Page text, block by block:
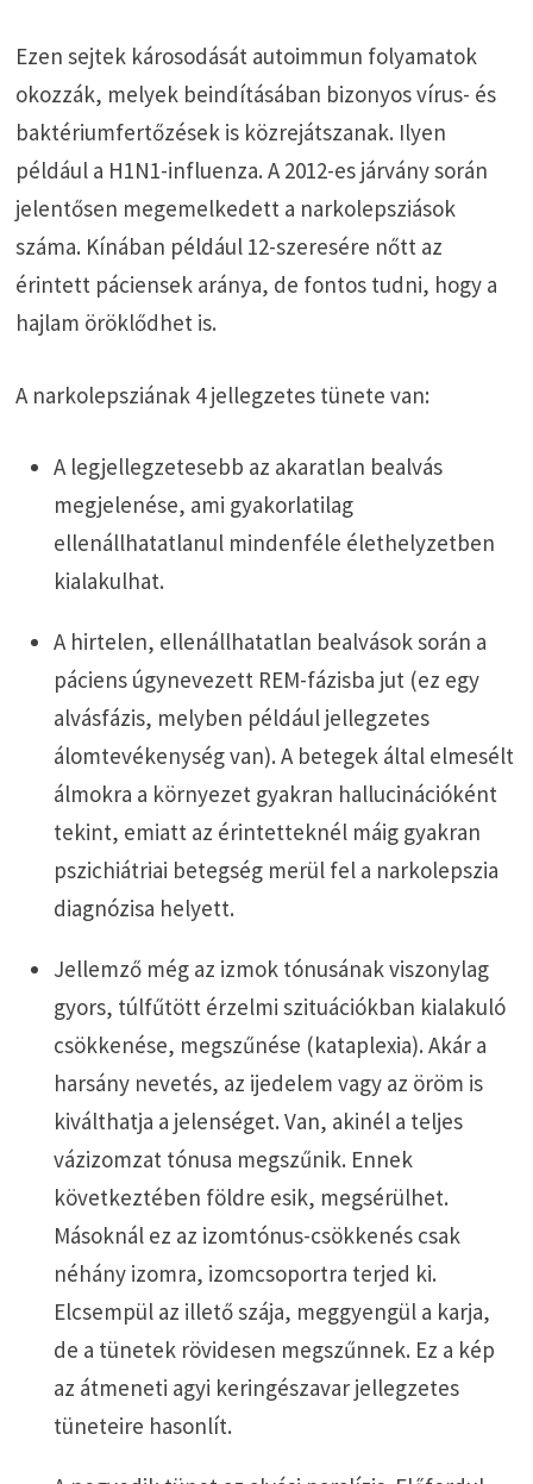
Ezen sejtek károsodását autoimmun folyamatok
okozzák, melyek beindításában bizonyos vírus- és
baktériumfertőzések is közrejátszanak. Ilyen
például a H1N1-influenza. A 2012-es járvány során
jelentősen megemelkedett a narkolepsziások
száma. Kínában például 12-szeresére nőtt az
érintett páciensek aránya, de fontos tudni, hogy a
hajlam öröklődhet is.
A narkolepsziának 4 jellegzetes tünete van:
A legjellegzetesebb az akaratlan bealvás
megjelenése, ami gyakorlatilag
ellenállhatatlanul mindenféle élethelyzetben
kialakulhat.
A hirtelen, ellenállhatatlan bealvások során a
páciens úgynevezett REM-fázisba jut (ez egy
alvásfázis, melyben például jellegzetes
álomtevékenység van). A betegek által elmesélt
álmokra a környezet gyakran hallucinációként
tekint, emiatt az érintetteknél máig gyakran
pszichiátriai betegség merül fel a narkolepszia
diagnózisa helyett.
Jellemző még az izmok tónusának viszonylag
gyors, túlfűtött érzelmi szituációkban kialakuló
csökkenése, megszűnése (kataplexia). Akár a
harsány nevetés, az ijedelem vagy az öröm is
kiválthatja a jelenséget. Van, akinél a teljes
vázizomzat tónusa megszűnik. Ennek
következtében földre esik, megsérülhet.
Másoknál ez az izomtónus-csökkenés csak
néhány izomra, izomcsoportra terjed ki.
Elcsempül az illető szája, meggyengül a karja,
de a tünetek rövidesen megszűnnek. Ez a kép
az átmeneti agyi keringészavar jellegzetes
tüneteire hasonlít.